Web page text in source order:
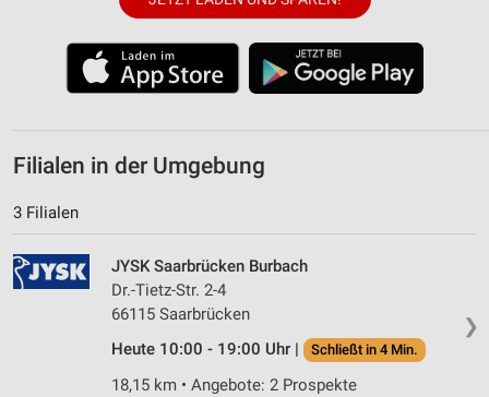
Filialen in der Umgebung
3 Filialen
❯
JYSK Saarbrücken Burbach
Dr.-Tietz-Str. 2-4
66115 Saarbrücken
Heute 10:00 - 19:00 Uhr |
Schließt in 4 Min.
18,15 km • Angebote: 2 Prospekte